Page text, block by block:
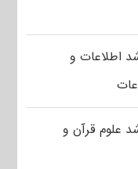
اطلاعات و
علوم قرآن و